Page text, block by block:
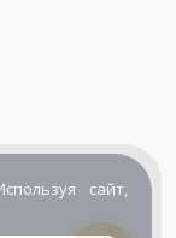
сайт,